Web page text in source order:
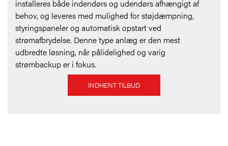
installeres både indendørs og udendørs afhængigt af
behov, og leveres med mulighed for støjdæmpning,
styringspaneler og automatisk opstart ved
strømafbrydelse. Denne type anlæg er den mest
udbredte løsning, når pålidelighed og varig
strømbackup er i fokus.
INDHENT TILBUD